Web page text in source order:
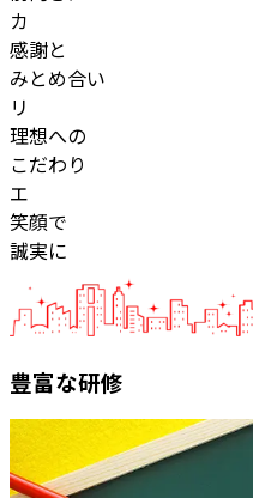
カ
感謝と
みとめ合い
リ
理想への
こだわり
エ
笑顔で
誠実に
豊富な研修